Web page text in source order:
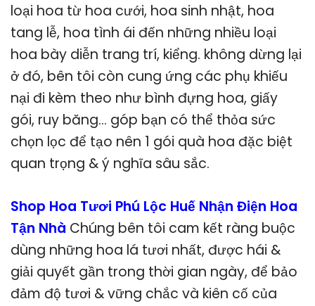
loại hoa từ hoa cưới, hoa sinh nhật, hoa
tang lễ, hoa tình ái đến những nhiều loại
hoa bày diễn trang trí, kiểng. không dừng lại
ở đó, bên tôi còn cung ứng các phụ khiếu
nại đi kèm theo như bình đựng hoa, giấy
gói, ruy băng… góp bạn có thể thỏa sức
chọn lọc để tạo nên 1 gói quà hoa đặc biệt
quan trọng & ý nghĩa sâu sắc.
Shop Hoa Tươi Phú Lộc Huế Nhận Điện Hoa
Tận Nhà Chúng bên tôi cam kết ràng buộc
dùng những hoa lá tươi nhất, được hái &
giải quyết gần trong thời gian ngày, để bảo
đảm độ tươi & vững chắc và kiên cố của